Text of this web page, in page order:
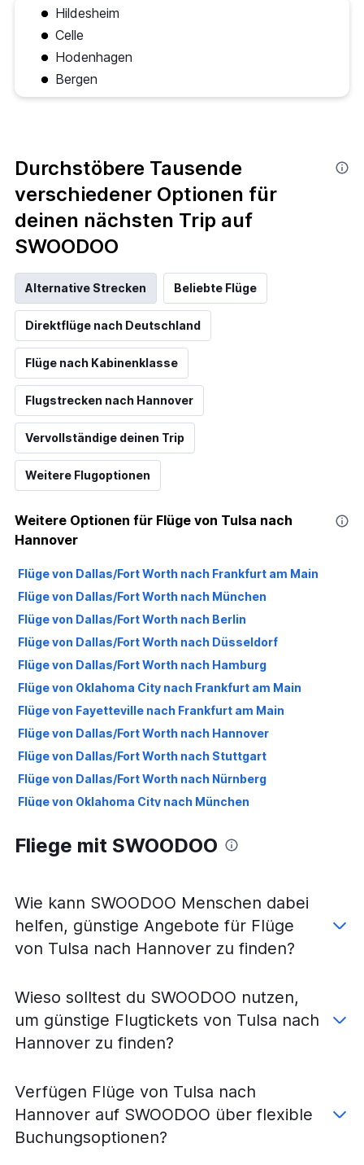
Hildesheim
Celle
Hodenhagen
Bergen
Durchstöbere Tausende
verschiedener Optionen für
deinen nächsten Trip auf
SWOODOO
Alternative Strecken Beliebte Flüge
Direktflüge nach Deutschland
Flüge nach Kabinenklasse
Flugstrecken nach Hannover
Vervollständige deinen Trip
Weitere Flugoptionen
Weitere Optionen für Flüge von Tulsa nach
Hannover
Flüge von Dallas/Fort Worth nach Frankfurt am Main
Flüge von Dallas/Fort Worth nach München
Flüge von Dallas/Fort Worth nach Berlin
Flüge von Dallas/Fort Worth nach Düsseldorf
Flüge von Dallas/Fort Worth nach Hamburg
Flüge von Oklahoma City nach Frankfurt am Main
Flüge von Fayetteville nach Frankfurt am Main
Flüge von Dallas/Fort Worth nach Hannover
Flüge von Dallas/Fort Worth nach Stuttgart
Flüge von Dallas/Fort Worth nach Nürnberg
Flüge von Oklahoma City nach München
Flüge von Tulsa nach München
Flüge von Oklahoma City nach Stuttgart
Flüge von Dallas/Fort Worth nach Köln
Flüge von Oklahoma City nach Düsseldorf
Flüge von Fayetteville nach Stuttgart
Flüge von Oklahoma City nach Saarbrücken
Flüge von Tulsa nach Dortmund
Flüge von Tulsa nach Münster
Fliege mit SWOODOO
Wie kann SWOODOO Menschen dabei
helfen, günstige Angebote für Flüge
von Tulsa nach Hannover zu finden?
Wieso solltest du SWOODOO nutzen,
um günstige Flugtickets von Tulsa nach
Hannover zu finden?
Verfügen Flüge von Tulsa nach
Hannover auf SWOODOO über flexible
Buchungsoptionen?